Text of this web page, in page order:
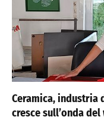
Ceramica, industria
cresce sull’onda